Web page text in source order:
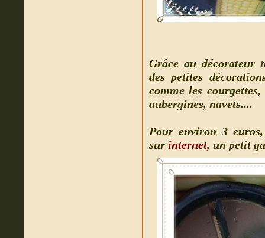
Grâce au décorateur
des petites
comme les
aubergines, navets....
Pour environ 3
sur internet, un petit